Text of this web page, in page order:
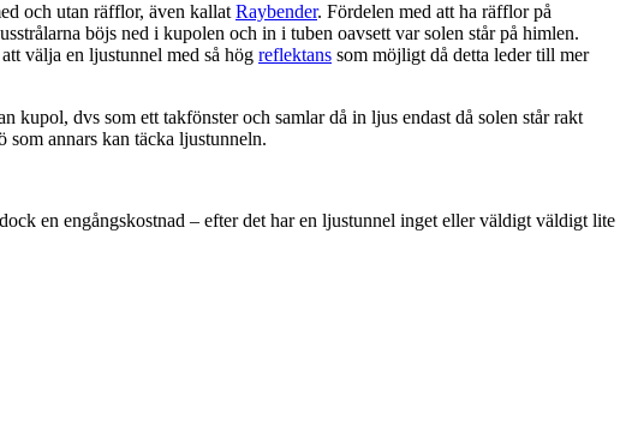
och utan räfflor, även kallatRaybender. Fördelen med att ha räfflor på
böjs ned i kupolen och in i tuben oavsett var solen står på himlen.
välja en ljustunnel med så hög reflektans som möjligt då detta leder till mer
kupol, dvs som ett takfönster och samlar då in ljus endast då solen står rakt
annars kan täcka ljustunneln.
en engångskostnad – efter det har en ljustunnel inget eller väldigt väldigt lite